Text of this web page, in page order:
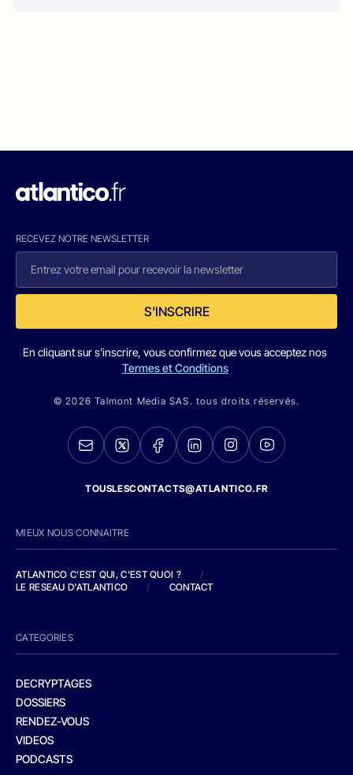
RECEVEZ NOTRE NEWSLETTER
S'INSCRIRE
En cliquant sur s'inscrire, vous confirmez que vous acceptez nos
Termes et Conditions
© 2026 Talmont Media SAS. tous droits réservés.
TOUSLESCONTACTS@ATLANTICO.FR
MIEUX NOUS CONNAITRE
ATLANTICO C'EST QUI, C'EST QUOI ?
/
LE RESEAU D'ATLANTICO
/ CONTACT
CATEGORIES
DECRYPTAGES
DOSSIERS
RENDEZ-VOUS
VIDEOS
PODCASTS